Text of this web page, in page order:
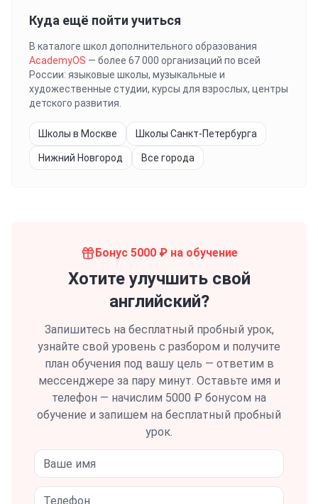
Куда ещё пойти учиться
В каталоге школ дополнительного образования
AcademyOS — более 67 000 организаций по всей
России: языковые школы, музыкальные и
художественные студии, курсы для взрослых, центры
детского развития.
Школы в Москве Школы Санкт-Петербурга
Нижний Новгород Все города
Бонус 5000 ₽ на обучение
Хотите улучшить свой
английский?
Запишитесь на бесплатный пробный урок,
узнайте свой уровень с разбором и получите
план обучения под вашу цель — ответим в
мессенджере за пару минут. Оставьте имя и
телефон — начислим 5000 ₽ бонусом на
обучение и запишем на бесплатный пробный
урок.